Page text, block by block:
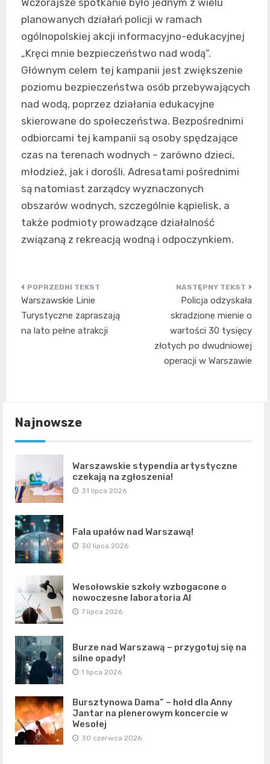
planowanych działań policji w ramach
ogólnopolskiej akcji informacyjno-edukacyjnej
„Kręci mnie bezpieczeństwo nad wodą”.
Głównym celem tej kampanii jest zwiększenie
poziomu bezpieczeństwa osób przebywających
nad wodą, poprzez działania edukacyjne
skierowane do społeczeństwa. Bezpośrednimi
odbiorcami tej kampanii są osoby spędzające
czas na terenach wodnych – zarówno dzieci,
młodzież, jak i dorośli. Adresatami pośrednimi
są natomiast zarządcy wyznaczonych
obszarów wodnych, szczególnie kąpielisk, a
także podmioty prowadzące działalność
związaną z rekreacją wodną i odpoczynkiem.
Nawigacja
wpisu
Warszawskie Linie
Turystyczne zapraszają
na lato pełne atrakcji
Policja odzyskała
skradzione mienie o
wartości 30 tysięcy
złotych po dwudniowej
operacji w Warszawie
Najnowsze
Warszawskie stypendia artystyczne
czekają na zgłoszenia!
31 lipca 2026
Fala upałów nad Warszawą!
30 lipca 2026
Wesołowskie szkoły wzbogacone o
nowoczesne laboratoria AI
7 lipca 2026
Burze nad Warszawą – przygotuj się na
silne opady!
1 lipca 2026
Bursztynowa Dama” – hołd dla Anny
Jantar na plenerowym koncercie w
Wesołej
30 czerwca 2026